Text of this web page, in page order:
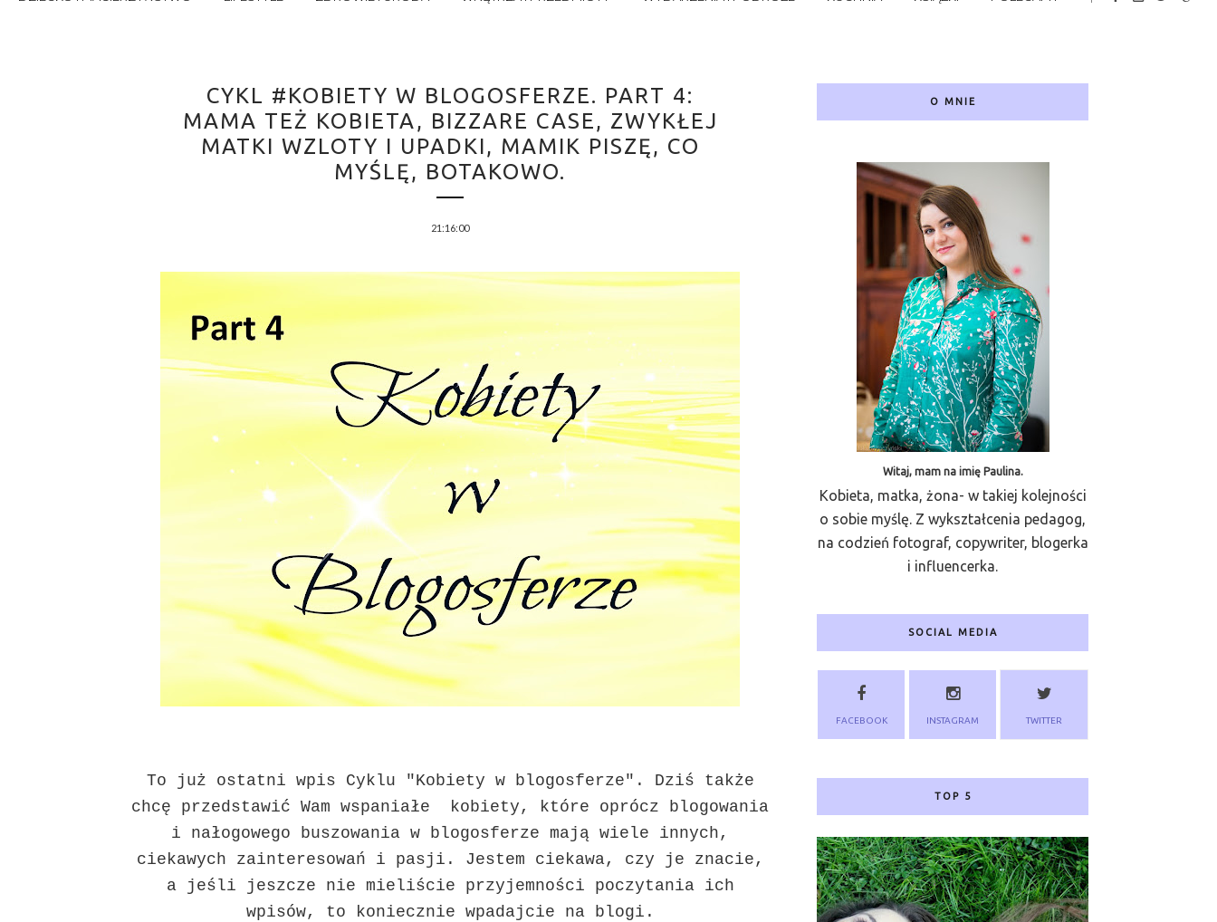
CYKL #KOBIETY W BLOGOSFERZE. PART 4:
MAMA TEŻ KOBIETA, BIZZARE CASE, ZWYKŁEJ
MATKI WZLOTY I UPADKI, MAMIK PISZĘ, CO
MYŚLĘ, BOTAKOWO.
21:16:00
To już ostatni wpis Cyklu "Kobiety w blogosferze". Dziś także
chcę przedstawić Wam wspaniałe kobiety, które oprócz blogowania
i nałogowego buszowania w blogosferze mają wiele innych,
ciekawych zainteresowań i pasji. Jestem ciekawa, czy je znacie,
a jeśli jeszcze nie mieliście przyjemności poczytania ich
wpisów, to koniecznie wpadajcie na blogi.
O MNIE
Witaj, mam na imię Paulina.
Kobieta, matka, żona- w takiej kolejności
o sobie myślę. Z wykształcenia pedagog,
na codzień fotograf, copywriter, blogerka
i influencerka.
SOCIAL MEDIA
FACEBOOK INSTAGRAM TWITTER
TOP 5